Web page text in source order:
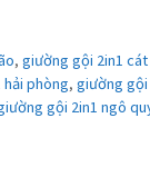
, giường gội 2in1 cát
phòng, giường gội
gội 2in1 ngô